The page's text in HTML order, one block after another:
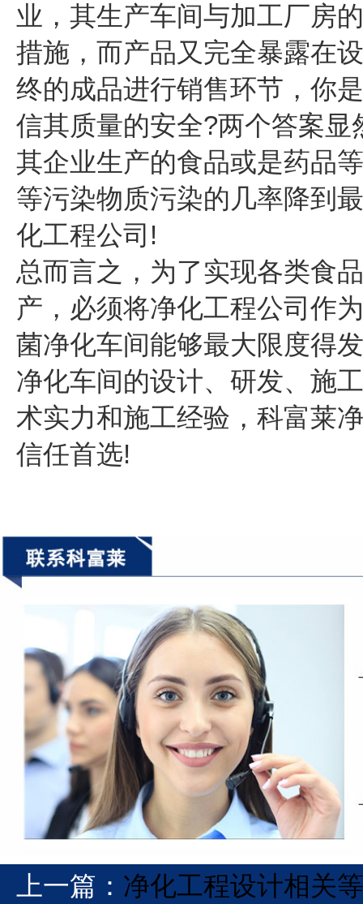
业，其生产车间与加工厂房
措施，而产品又完全暴露在
终的成品进行销售环节，你
信其质量的安全?两个答案
其企业生产的食品或是药品
等污染物质污染的几率降到
化工程公司!
总而言之，为了实现各类食
产，必须将净化工程公司作
菌净化车间能够最大限度得
净化车间的设计、研发、施
术实力和施工经验，科富莱
信任首选!
上一篇： 净化工程设计相关